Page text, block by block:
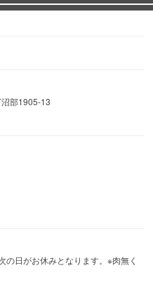
だくお客様もいらっしゃ
理由があります＞
格で提供
い部位もあります。
ストパフォーマンス抜
あっさりとお召し上がり
もちろん
部1905-13
の日がお休みとなります。※肉無く